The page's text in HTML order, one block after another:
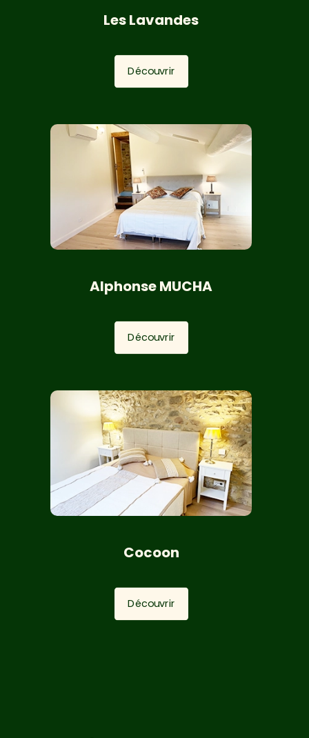
Les Lavandes
Découvrir
Alphonse MUCHA
Découvrir
Cocoon
Découvrir